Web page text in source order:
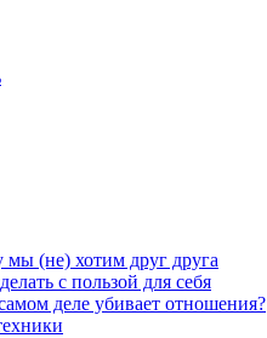
мы (не) хотим друг друга
с пользой для себя
деле убивает отношения?